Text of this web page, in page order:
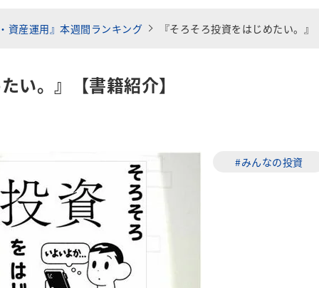
資産運用』本週間ランキング 『そろそろ投資をはじめたい。』【書籍紹
い。』【書籍紹介】
#みんなの投資